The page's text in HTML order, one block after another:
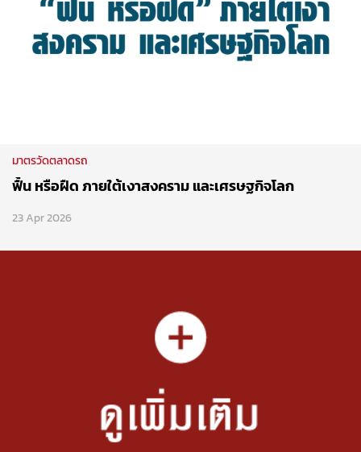
มาตรวัดตลาดรถ
ฟื้น หรือฝืด ภายใต้เงาสงคราม และเศรษฐกิจโลก
23 Apr 2026